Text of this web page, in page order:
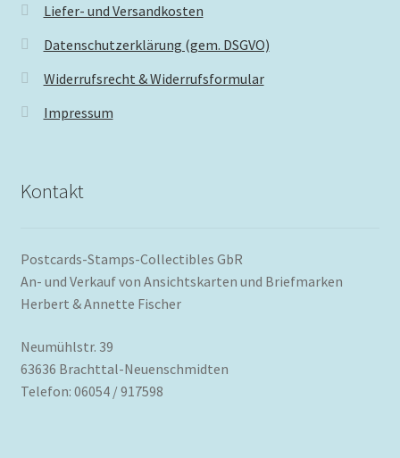
Liefer- und Versandkosten
Datenschutzerklärung (gem. DSGVO)
Widerrufsrecht & Widerrufsformular
Impressum
Kontakt
Postcards-Stamps-Collectibles GbR
An- und Verkauf von Ansichtskarten und Briefmarken
Herbert & Annette Fischer
Neumühlstr. 39
63636 Brachttal-Neuenschmidten
Telefon: 06054 / 917598